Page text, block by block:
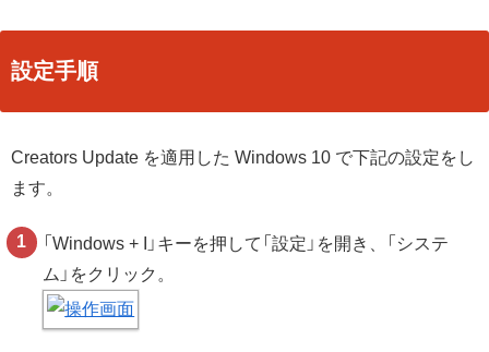
設定手順
Creators Update を適用した Windows 10 で下記の設定をし
ます。
「Windows + I」キーを押して「設定」を開き、「システ
ム」をクリック。